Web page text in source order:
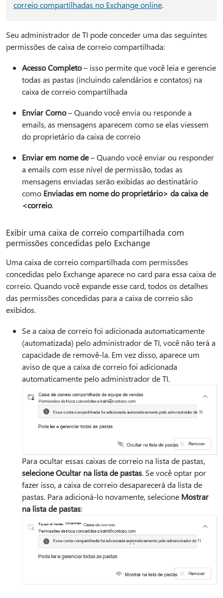
correio compartilhadas no Exchange online.
Seu administrador de TI pode conceder uma das seguintes
permissões de caixa de correio compartilhada:
Acesso Completo– isso permite que você leia e gerencie
todas as pastas (incluindo calendários e contatos) na
caixa de correio compartilhada
Enviar Como– Quando você envia ou responde a
emails, as mensagens aparecem como se elas viessem
do proprietário da caixa de correio
Enviar em nome de– Quando você enviar ou responder
a emails com esse nível de permissão, todas as
mensagens enviadas serão exibidas ao destinatário
como Enviadas em nome do proprietário> da caixa de
<correio.
Exibir uma caixa de correio compartilhada com
permissões concedidas pelo Exchange
Uma caixa de correio compartilhada com permissões
concedidas pelo Exchange aparece no card para essa caixa de
correio. Quando você expande esse card, todos os detalhes
das permissões concedidas para a caixa de correio são
exibidos.
Se a caixa de correio foi adicionada automaticamente
(automatizada) pelo administrador de TI, você não terá a
capacidade de removê-la. Em vez disso, aparece um
aviso de que a caixa de correio foi adicionada
automaticamente pelo administrador de TI.
Para ocultar essas caixas de correio na lista de pastas,
selecione Ocultar na lista de pastas. Se você optar por
fazer isso, a caixa de correio desaparecerá da lista de
pastas. Para adicioná-lo novamente, selecione Mostrar
na lista de pastas: